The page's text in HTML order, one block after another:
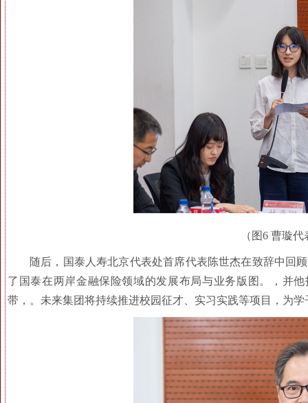
（图6 曹璇
随后，国泰人寿北京代表处首席代表陈世杰在致辞中回
了国泰在两岸金融保险领域的发展布局与业务版图。，并
带，。未来集团将持续推进校园征才、实习实践等项目，为